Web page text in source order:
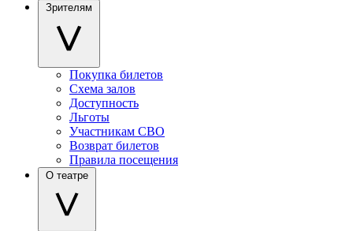
Зрителям
Покупка билетов
Схема залов
Доступность
Льготы
Участникам СВО
Возврат билетов
Правила посещения
О театре